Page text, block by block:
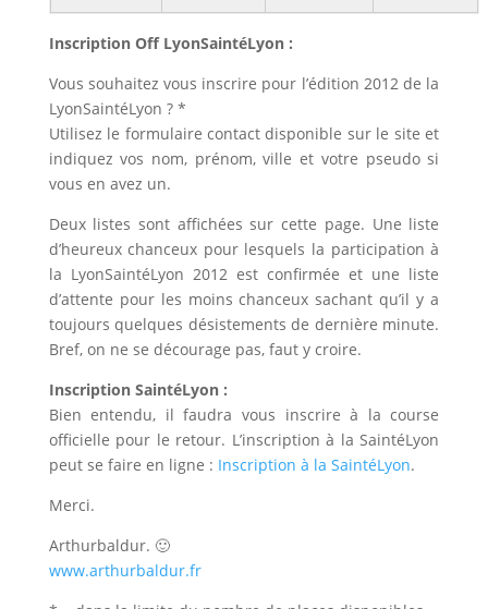
Inscription Off LyonSaintéLyon :
Vous souhaitez vous inscrire pour l’édition 2012 de la
LyonSaintéLyon ? *
Utilisez le formulaire contact disponible sur le site et
indiquez vos nom, prénom, ville et votre pseudo si
vous en avez un.
Deux listes sont affichées sur cette page. Une liste
d’heureux chanceux pour lesquels la participation à
la LyonSaintéLyon 2012 est confirmée et une liste
d’attente pour les moins chanceux sachant qu’il y a
toujours quelques désistements de dernière minute.
Bref, on ne se décourage pas, faut y croire.
Inscription SaintéLyon :
Bien entendu, il faudra vous inscrire à la course
officielle pour le retour. L’inscription à la SaintéLyon
peut se faire en ligne : Inscription à la SaintéLyon.
Merci.
Arthurbaldur. 🙂
www.arthurbaldur.fr